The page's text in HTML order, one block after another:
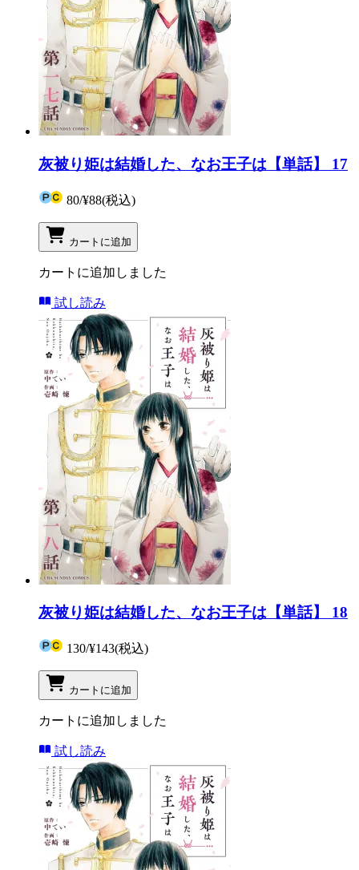
灰被り姫は結婚した、なお王子は【単話】 17
80/¥88(税込)
カートに追加
カートに追加しました
試し読み
灰被り姫は結婚した、なお王子は【単話】 18
130/¥143(税込)
カートに追加
カートに追加しました
試し読み